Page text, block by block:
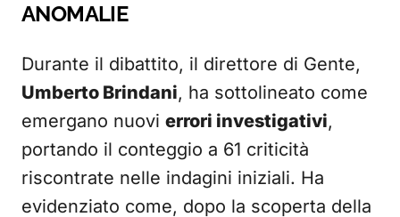
ANOMALIE
Durante il dibattito, il direttore di Gente,
Umberto Brindani, ha sottolineato come
emergano nuovi errori investigativi,
portando il conteggio a 61 criticità
riscontrate nelle indagini iniziali. Ha
evidenziato come, dopo la scoperta della